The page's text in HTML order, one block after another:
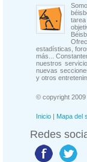
estadísticas,
más...
nuestros
nuevas
y otros
© copyright 2009
Inicio | Mapa del
Redes